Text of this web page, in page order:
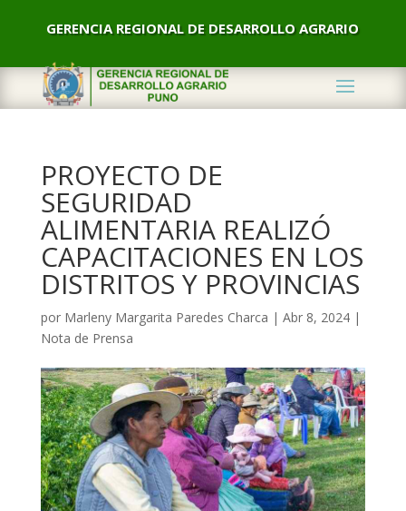
GERENCIA REGIONAL DE DESARROLLO AGRARIO
PROYECTO DE
SEGURIDAD
ALIMENTARIA REALIZÓ
CAPACITACIONES EN LOS
DISTRITOS Y PROVINCIAS
por Marleny Margarita Paredes Charca | Abr 8, 2024|
Nota de Prensa